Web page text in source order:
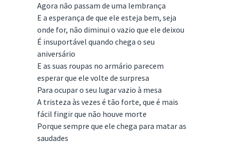
Agora não passam de uma lembrança
E a esperança de que ele esteja bem, seja
onde for, não diminui o vazio que ele deixou
É insuportável quando chega o seu
aniversário
E as suas roupas no armário parecem
esperar que ele volte de surpresa
Para ocupar o seu lugar vazio à mesa
A tristeza às vezes é tão forte, que é mais
fácil fingir que não houve morte
Porque sempre que ele chega para matar as
saudades